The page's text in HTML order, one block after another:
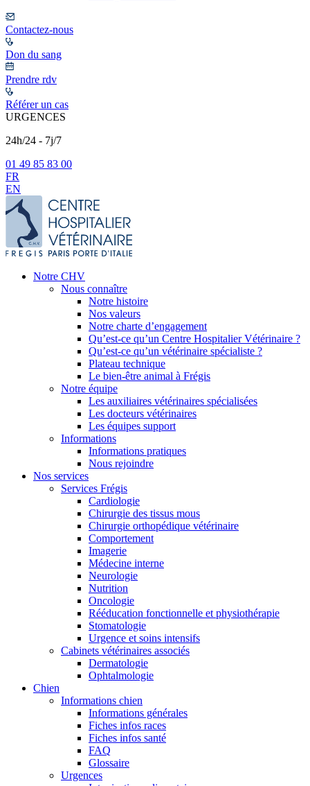
Contactez-nous
Don du sang
Prendre rdv
Référer un cas
URGENCES
24h/24 - 7j/7
01 49 85 83 00
FR
EN
Notre CHV
Nous connaître
Notre histoire
Nos valeurs
Notre charte d’engagement
Qu’est-ce qu’un Centre Hospitalier Vétérinaire ?
Qu’est-ce qu’un vétérinaire spécialiste ?
Plateau technique
Le bien-être animal à Frégis
Notre équipe
Les auxiliaires vétérinaires spécialisées
Les docteurs vétérinaires
Les équipes support
Informations
Informations pratiques
Nous rejoindre
Nos services
Services Frégis
Cardiologie
Chirurgie des tissus mous
Chirurgie orthopédique vétérinaire
Comportement
Imagerie
Médecine interne
Neurologie
Nutrition
Oncologie
Rééducation fonctionnelle et physiothérapie
Stomatologie
Urgence et soins intensifs
Cabinets vétérinaires associés
Dermatologie
Ophtalmologie
Chien
Informations chien
Informations générales
Fiches infos races
Fiches infos santé
FAQ
Glossaire
Urgences